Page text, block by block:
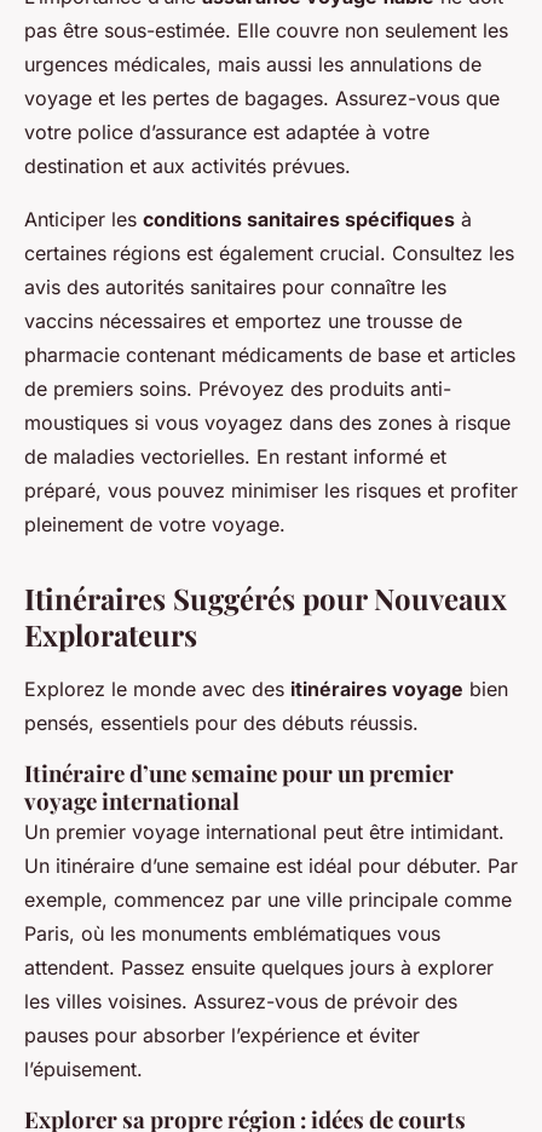
pas être sous-estimée. Elle couvre non seulement les
urgences médicales, mais aussi les annulations de
voyage et les pertes de bagages. Assurez-vous que
votre police d’assurance est adaptée à votre
destination et aux activités prévues.
Anticiper les conditions sanitaires spécifiques à
certaines régions est également crucial. Consultez les
avis des autorités sanitaires pour connaître les
vaccins nécessaires et emportez une trousse de
pharmacie contenant médicaments de base et articles
de premiers soins. Prévoyez des produits anti-
moustiques si vous voyagez dans des zones à risque
de maladies vectorielles. En restant informé et
préparé, vous pouvez minimiser les risques et profiter
pleinement de votre voyage.
Itinéraires Suggérés pour Nouveaux
Explorateurs
Explorez le monde avec des itinéraires voyage bien
pensés, essentiels pour des débuts réussis.
Itinéraire d’une semaine pour un premier
voyage international
Un premier voyage international peut être intimidant.
Un itinéraire d’une semaine est idéal pour débuter. Par
exemple, commencez par une ville principale comme
Paris, où les monuments emblématiques vous
attendent. Passez ensuite quelques jours à explorer
les villes voisines. Assurez-vous de prévoir des
pauses pour absorber l’expérience et éviter
l’épuisement.
Explorer sa propre région : idées de courts